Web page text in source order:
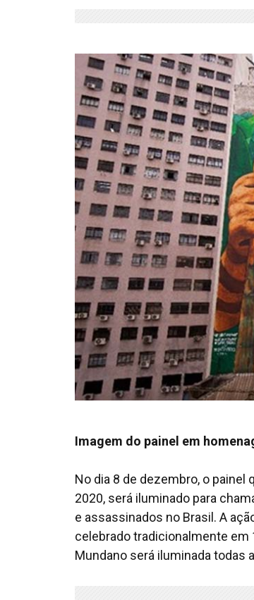
Imagem do painel em
No dia 8 de dezembro, o painel
2020, será iluminado para
e assassinados no Brasil. A
celebrado tradicionalmente em
Mundano será iluminada todas